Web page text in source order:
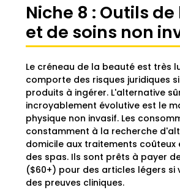
Niche 8 : Outils
et de soins non
Le créneau de la beauté est très
comporte des risques juridiques
produits à ingérer. L'alternative
incroyablement évolutive est le
physique non invasif. Les
constamment à la recherche
domicile aux traitements coûteux
des spas. Ils sont prêts à payer
($60+) pour des articles légers si
des preuves cliniques.